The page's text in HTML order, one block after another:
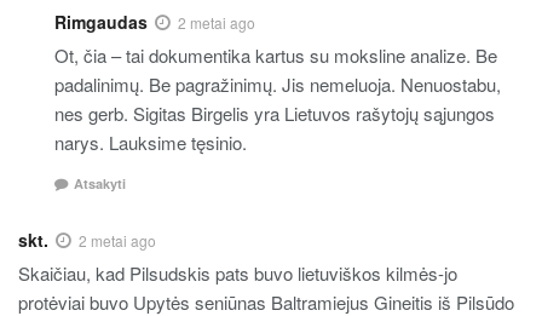
Rimgaudas 2 metai ago
Ot, čia – tai dokumentika kartus su moksline analize. Be
padalinimų. Be pagražinimų. Jis nemeluoja. Nenuostabu,
nes gerb. Sigitas Birgelis yra Lietuvos rašytojų sąjungos
narys. Lauksime tęsinio.
Atsakyti
skt. 2 metai ago
Skaičiau, kad Pilsudskis pats buvo lietuviškos kilmės-jo
protėviai buvo Upytės seniūnas Baltramiejus Gineitis iš Pilsūdo